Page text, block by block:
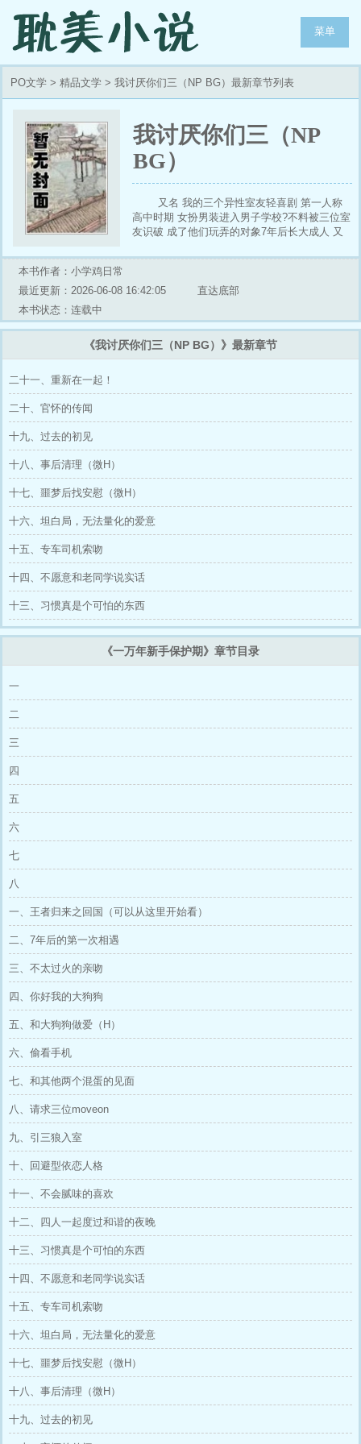
菜单
PO文学 > 精品文学 > 我讨厌你们三（NP BG）最新章节列表
我讨厌你们三（NP
BG）
又名 我的三个异性室友轻喜剧 第一人称
高中时期 女扮男装进入男子学校?不料被三位室
友识破 成了他们玩弄的对象7年后长大成人 又
想好好的读书可不可以不要打扰我！！！我只是
----------------------------什么？你讨厌我们三？？
------------------------------时刻欢迎留言、送珍珠、
收藏一条龙-----------这是来自 6202 年的回溯，
看自己稚嫩时期写下的作品就觉得很有意思。从
去年找出封存在手机深处的文章，时代不同了，
写的八章，但是如果想要看，可以从最新的一入
费，就当是给 9102 年一个完整的 ending，也给
本书作者：小学鸡日常
最近更新：2026-06-08 16:42:05 直达底部
本书状态：连载中
《我讨厌你们三（NP BG）》最新章节
二十一、重新在一起！
二十、官怀的传闻
十九、过去的初见
十八、事后清理（微H）
十七、噩梦后找安慰（微H）
十六、坦白局，无法量化的爱意
十五、专车司机索吻
十四、不愿意和老同学说实话
十三、习惯真是个可怕的东西
《一万年新手保护期》章节目录
一
二
三
四
五
六
七
八
一、王者归来之回国（可以从这里开始看）
二、7年后的第一次相遇
三、不太过火的亲吻
四、你好我的大狗狗
五、和大狗狗做爱（H）
六、偷看手机
七、和其他两个混蛋的见面
八、请求三位moveon
九、引三狼入室
十、回避型依恋人格
十一、不会腻味的喜欢
十二、四人一起度过和谐的夜晚
十三、习惯真是个可怕的东西
十四、不愿意和老同学说实话
十五、专车司机索吻
十六、坦白局，无法量化的爱意
十七、噩梦后找安慰（微H）
十八、事后清理（微H）
十九、过去的初见